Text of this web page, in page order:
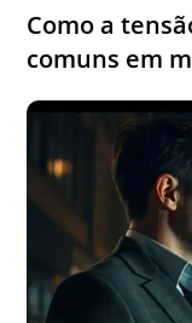
Como a
comuns em